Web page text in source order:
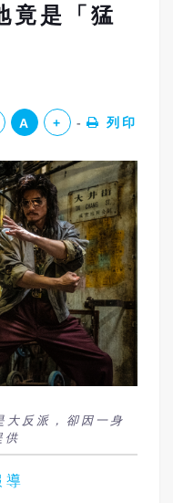
竟是「猛
A + 列印
大反派，卻因一身
供
導